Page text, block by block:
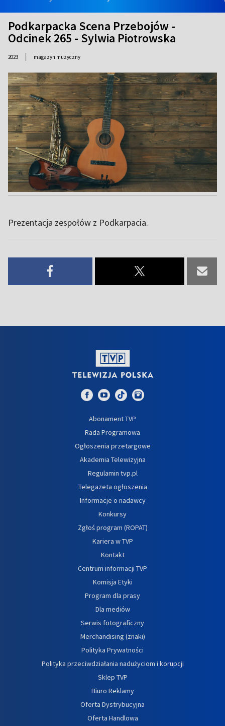
Podkarpacka Scena Przebojów -
Odcinek 265 - Sylwia Piotrowska
2023 | magazyn muzyczny
Prezentacja zespołów z Podkarpacia.
Abonament TVP
Rada Programowa
Ogłoszenia przetargowe
Akademia Telewizyjna
Regulamin tvp.pl
Telegazeta ogłoszenia
Informacje o nadawcy
Konkursy
Zgłoś program (ROPAT)
Kariera w TVP
Kontakt
Centrum informacji TVP
Komisja Etyki
Program dla prasy
Dla mediów
Serwis fotograficzny
Merchandising (znaki)
Polityka Prywatności
Polityka przeciwdziałania nadużyciom i korupcji
Sklep TVP
Biuro Reklamy
Oferta Dystrybucyjna
Oferta Handlowa